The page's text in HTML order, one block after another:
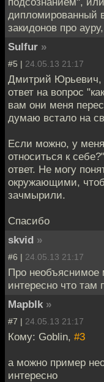
дипломированный
закидонов про
Sulfur »
#5 | 24.05.13 21:17
Дмитрий Юрьевич,
ответ на вопрос
вам они меня
думаю встало на
Если можно, у
относиться к
ответ. Не могу
окружающими,
зачмырили.
Спасибо
skvid »
#6 | 24.05.13 21:17
Про необъяснимое
интересно что там
Mapblk »
#7 | 24.05.13 21:17
Кому: Goblin, #3
а можно пример
интересно